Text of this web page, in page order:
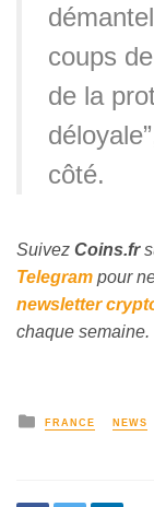
coups
de la
côté.
Suivez Coins.fr
Telegram pour
newsletter
chaque semaine.
FRANCE NEWS